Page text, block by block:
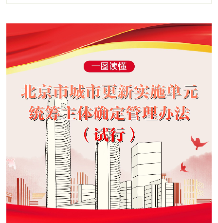
政策兑现 政策解读 回应关切
决策公开 专题公开
政务服务
个人服务 法人服务 部门服务
便民服务 利企服务 投资项目
中介服务 阳光政务
政民互动
12345网上接诉即办 我要咨询 我要建议